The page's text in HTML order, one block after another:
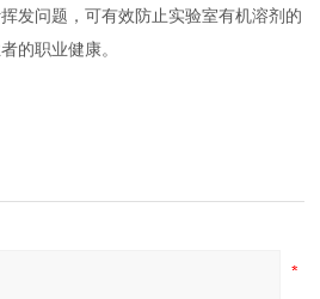
发问题，可有效防止实验室有机溶剂的
的职业健康。